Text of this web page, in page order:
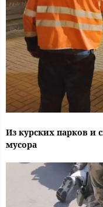
Из курских парков и
мусора